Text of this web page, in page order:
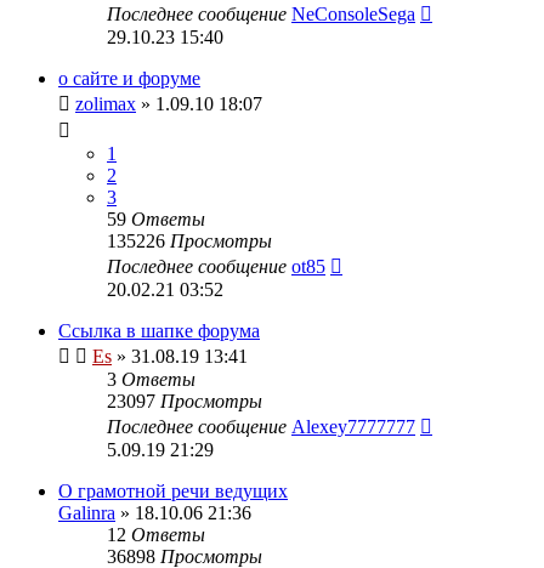
Последнее сообщение NeConsoleSega
29.10.23 15:40
о сайте и форуме
zolimax » 1.09.10 18:07
1
2
3
59 Ответы
135226 Просмотры
Последнее сообщение ot85
20.02.21 03:52
Ссылка в шапке форума
Es » 31.08.19 13:41
3 Ответы
23097 Просмотры
Последнее сообщение Alexey7777777
5.09.19 21:29
О грамотной речи ведущих
Galinra » 18.10.06 21:36
12 Ответы
36898 Просмотры